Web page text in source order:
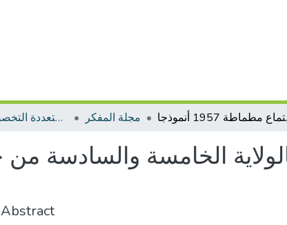
مجلات متعددة التخصصات والمجالات مجلة المفكر أنموذجا
Abstract